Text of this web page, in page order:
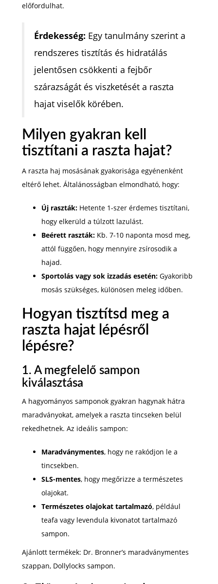
előfordulhat.
Érdekesség: Egy tanulmány szerint a
rendszeres tisztítás és hidratálás
jelentősen csökkenti a fejbőr
szárazságát és viszketését a raszta
hajat viselők körében.
Milyen gyakran kell
tisztítani a raszta hajat?
A raszta haj mosásának gyakorisága egyénenként
eltérő lehet. Általánosságban elmondható, hogy:
Új raszták: Hetente 1-szer érdemes tisztítani,
hogy elkerüld a túlzott lazulást.
Beérett raszták: Kb. 7-10 naponta mosd meg,
attól függően, hogy mennyire zsírosodik a
hajad.
Sportolás vagy sok izzadás esetén: Gyakoribb
mosás szükséges, különösen meleg időben.
Hogyan tisztítsd meg a
raszta hajat lépésről
lépésre?
1. A megfelelő sampon
kiválasztása
A hagyományos samponok gyakran hagynak hátra
maradványokat, amelyek a raszta tincseken belül
rekedhetnek. Az ideális sampon:
Maradványmentes, hogy ne rakódjon le a
tincsekben.
SLS-mentes, hogy megőrizze a természetes
olajokat.
Természetes olajokat tartalmazó, például
teafa vagy levendula kivonatot tartalmazó
sampon.
Ajánlott termékek: Dr. Bronner’s maradványmentes
szappan, Dollylocks sampon.